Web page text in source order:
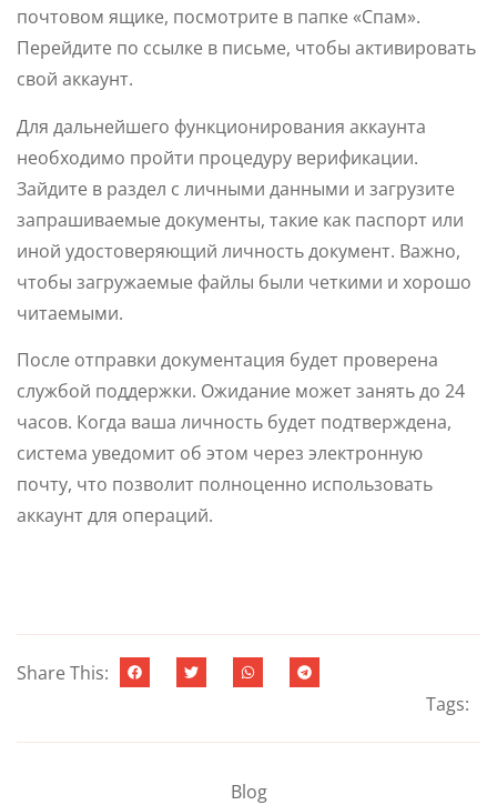
почтовом ящике, посмотрите в папке «Спам».
Перейдите по ссылке в письме, чтобы активировать
свой аккаунт.
Для дальнейшего функционирования аккаунта
необходимо пройти процедуру верификации.
Зайдите в раздел с личными данными и загрузите
запрашиваемые документы, такие как паспорт или
иной удостоверяющий личность документ. Важно,
чтобы загружаемые файлы были четкими и хорошо
читаемыми.
После отправки документация будет проверена
службой поддержки. Ожидание может занять до 24
часов. Когда ваша личность будет подтверждена,
система уведомит об этом через электронную
почту, что позволит полноценно использовать
аккаунт для операций.
Share This:
Tags:
Blog